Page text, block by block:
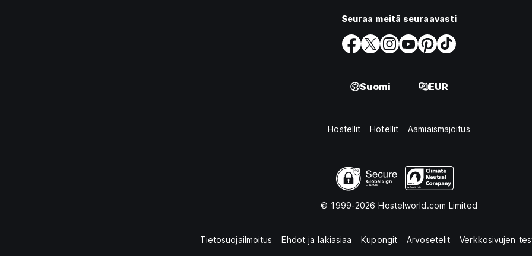
Seuraa meitä seuraavasti
Suomi EUR
Hostellit Hotellit Aamiaismajoitus
© 1999-2026 Hostelworld.com Limited
Tietosuojailmoitus Ehdot ja lakiasiaa Kupongit Arvosetelit Verkkosivujen